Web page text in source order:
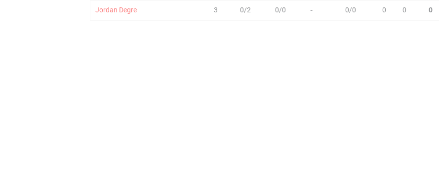
Jordan Degre 3 0/2 0/0 - 0/0 0 0 0